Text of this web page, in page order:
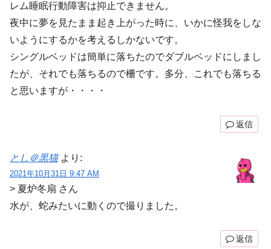
レム睡眠行動障害は抑止できません。
夜中に夢を見たまま起き上がった時に、いかに怪我をしな
いようにするかを考えるしかないです。
シングルベッドは簡単に落ちたのでダブルベッドにしまし
たが、それでも落ちるので柵です。多分、これでも落ちる
と思いますが・・・・
返信
とし＠黒猫 より:
2021年10月31日 9:47 AM
> 夏炉冬扇 さん
水が、蛇みたいに動くので撮りました。
返信